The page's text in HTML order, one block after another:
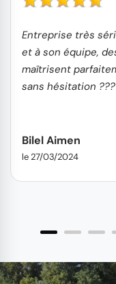
Entreprise très
et à son équipe,
maîtrisent
sans hésitation
Bilel Aimen
le 27/03/2024